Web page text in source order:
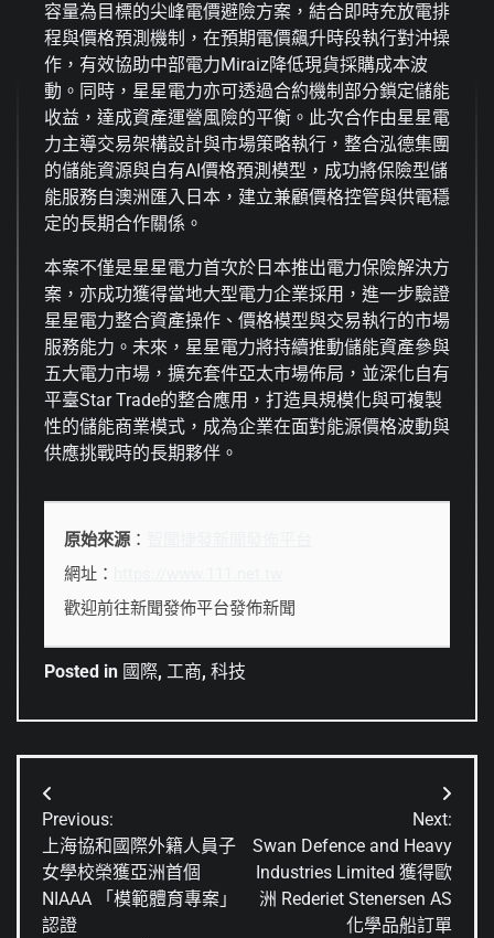
容量為目標的尖峰電價避險方案，結合即時充放電排
程與價格預測機制，在預期電價飆升時段執行對沖操
作，有效協助中部電力Miraiz降低現貨採購成本波
動。同時，星星電力亦可透過合約機制部分鎖定儲能
收益，達成資產運營風險的平衡。此次合作由星星電
力主導交易架構設計與市場策略執行，整合泓德集團
的儲能資源與自有AI價格預測模型，成功將保險型儲
能服務自澳洲匯入日本，建立兼顧價格控管與供電穩
定的長期合作關係。
本案不僅是星星電力首次於日本推出電力保險解決方
案，亦成功獲得當地大型電力企業採用，進一步驗證
星星電力整合資產操作、價格模型與交易執行的市場
服務能力。未來，星星電力將持續推動儲能資產參與
五大電力市場，擴充套件亞太市場佈局，並深化自有
平臺Star Trade的整合應用，打造具規模化與可複製
性的儲能商業模式，成為企業在面對能源價格波動與
供應挑戰時的長期夥伴。
原始來源 ：
網址：
歡迎前往新聞發佈平台發佈新聞
Posted in 國際, 工商, 科技
文
章
導
覽
Previous:
上海協和國際外籍人員子
女學校榮獲亞洲首個
NIAAA 「模範體育專案」
認證
Next:
Swan Defence and Heavy
Industries Limited 獲得歐
洲 Rederiet Stenersen AS
化學品船訂單